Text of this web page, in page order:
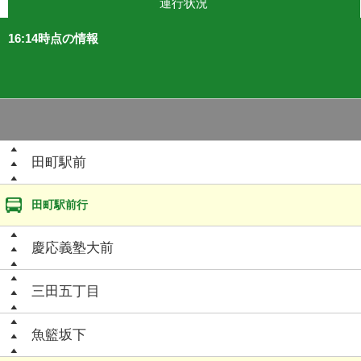
運行状況
16:14時点の情報
田町駅前
田町駅前行
慶応義塾大前
三田五丁目
魚籃坂下